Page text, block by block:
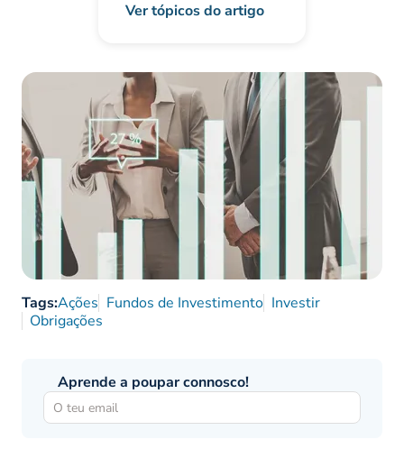
Ver tópicos do artigo
Tags:Ações Fundos de Investimento Investir
Obrigações
Aprende a poupar connosco!